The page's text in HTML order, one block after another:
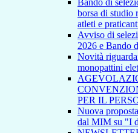
Bando di
borsa di studio
atleti e
Avviso di
2026 e Bando
Novità
monopattini
PER IL
Nuova
dal MIM su "I